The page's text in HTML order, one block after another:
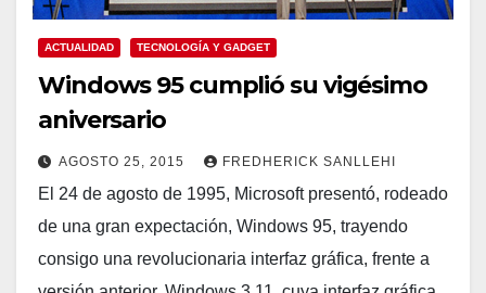
ACTUALIDAD TECNOLOGÍA Y GADGET
Windows 95 cumplió su vigésimo
aniversario
AGOSTO 25, 2015 FREDHERICK SANLLEHI
El 24 de agosto de 1995, Microsoft presentó, rodeado
de una gran expectación, Windows 95, trayendo
consigo una revolucionaria interfaz gráfica, frente a